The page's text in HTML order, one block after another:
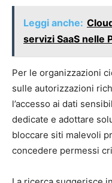
Leggi anche:
servizi SaaS nelle
Per le organizzazioni
sulle autorizzazioni
l’accesso ai dati
dedicate e adottare
bloccare siti malevoli
concedere permessi